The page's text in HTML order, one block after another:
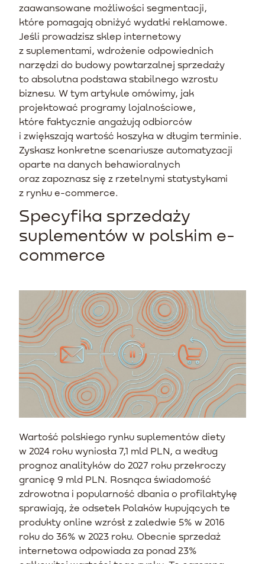
zaawansowane możliwości segmentacji,
które pomagają obniżyć wydatki reklamowe.
Jeśli prowadzisz sklep internetowy
z suplementami, wdrożenie odpowiednich
narzędzi do budowy powtarzalnej sprzedaży
to absolutna podstawa stabilnego wzrostu
biznesu. W tym artykule omówimy, jak
projektować programy lojalnościowe,
które faktycznie angażują odbiorców
i zwiększają wartość koszyka w długim terminie.
Zyskasz konkretne scenariusze automatyzacji
oparte na danych behawioralnych
oraz zapoznasz się z rzetelnymi statystykami
z rynku e-commerce.
Specyfika sprzedaży
suplementów w polskim e-
commerce
Wartość polskiego rynku suplementów diety
w 2024 roku wyniosła 7,1 mld PLN, a według
prognoz analityków do 2027 roku przekroczy
granicę 9 mld PLN. Rosnąca świadomość
zdrowotna i popularność dbania o profilaktykę
sprawiają, że odsetek Polaków kupujących te
produkty online wzrósł z zaledwie 5% w 2016
roku do 36% w 2023 roku. Obecnie sprzedaż
internetowa odpowiada za ponad 23%